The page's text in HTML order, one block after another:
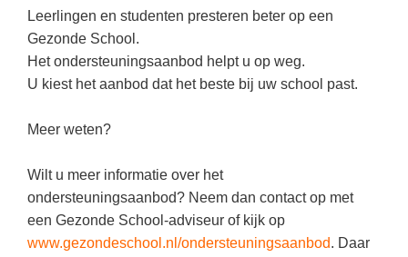
De boerderij
Eerste wereldoorlog
Godsdienstonderwijs
Kerstfeest
Kinderboekenweek
Maatschappijleer
Orientatie
Sociale vaardigheden
Taalvaardigheid
Vakoverstijgend
Leerlingen en studenten presteren beter op een
Gezonde School.
Het ondersteuningsaanbod helpt u op weg.
U kiest het aanbod dat het beste bij uw school past.
Meer weten?
Wilt u meer informatie over het
ondersteuningsaanbod? Neem dan contact op met
een Gezonde School-adviseur of kijk op
www.gezondeschool.nl/ondersteuningsaanbod. Daar